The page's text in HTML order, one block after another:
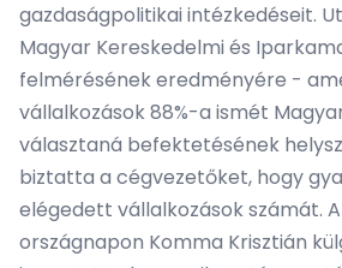
gazdaságpolitikai intézkedéseit.
Magyar Kereskedelmi és
felmérésének eredményére -
vállalkozások 88%-a ismét
választaná befektetésének
biztatta a cégvezetőket, hogy
elégedett vállalkozások számát.
országnapon Komma Krisztián